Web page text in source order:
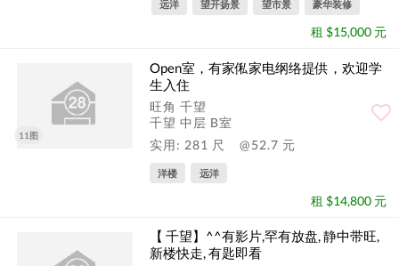
远洋 望开扬景 望市景 豪华装修
租 $15,000 元
11图
Open室，有家俬家电纲络提供，欢迎学
生‍入住
旺角 千望
千望 中层 B室
实用: 281 尺
@52.7 元
洋楼 远洋
租 $14,800 元
【 千望】^^有影片,罕有放盘, 静中带旺,
新楼快走, 有匙即看